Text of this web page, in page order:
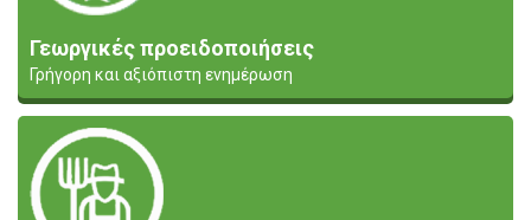
Γεωργικές προειδοποιήσεις
Γρήγορη και αξιόπιστη ενημέρωση